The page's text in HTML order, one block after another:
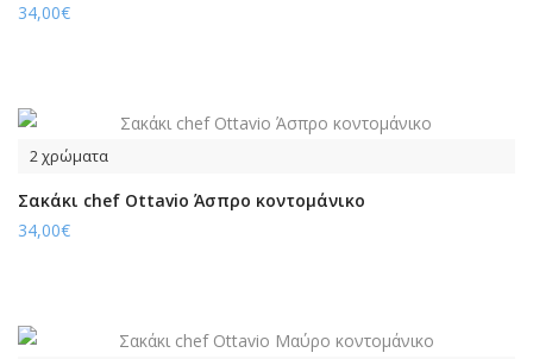
34,00€
2 χρώματα
Σακάκι chef Ottavio Άσπρο κοντομάνικο
34,00€